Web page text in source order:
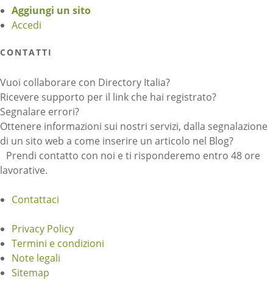
Aggiungi un sito
Accedi
CONTATTI
Vuoi collaborare con Directory Italia?
Ricevere supporto per il link che hai registrato?
Segnalare errori?
Ottenere informazioni sui nostri servizi, dalla segnalazione
di un sito web a come inserire un articolo nel Blog?
Prendi contatto con noi e ti risponderemo entro 48 ore
lavorative.
Contattaci
Privacy Policy
Termini e condizioni
Note legali
Sitemap